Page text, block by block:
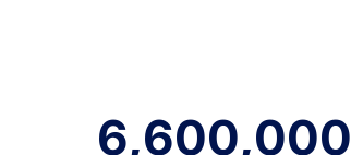
6,600,000